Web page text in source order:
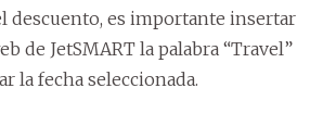
descuento, es importante insertar
de JetSMART la palabra “Travel”
la fecha seleccionada.